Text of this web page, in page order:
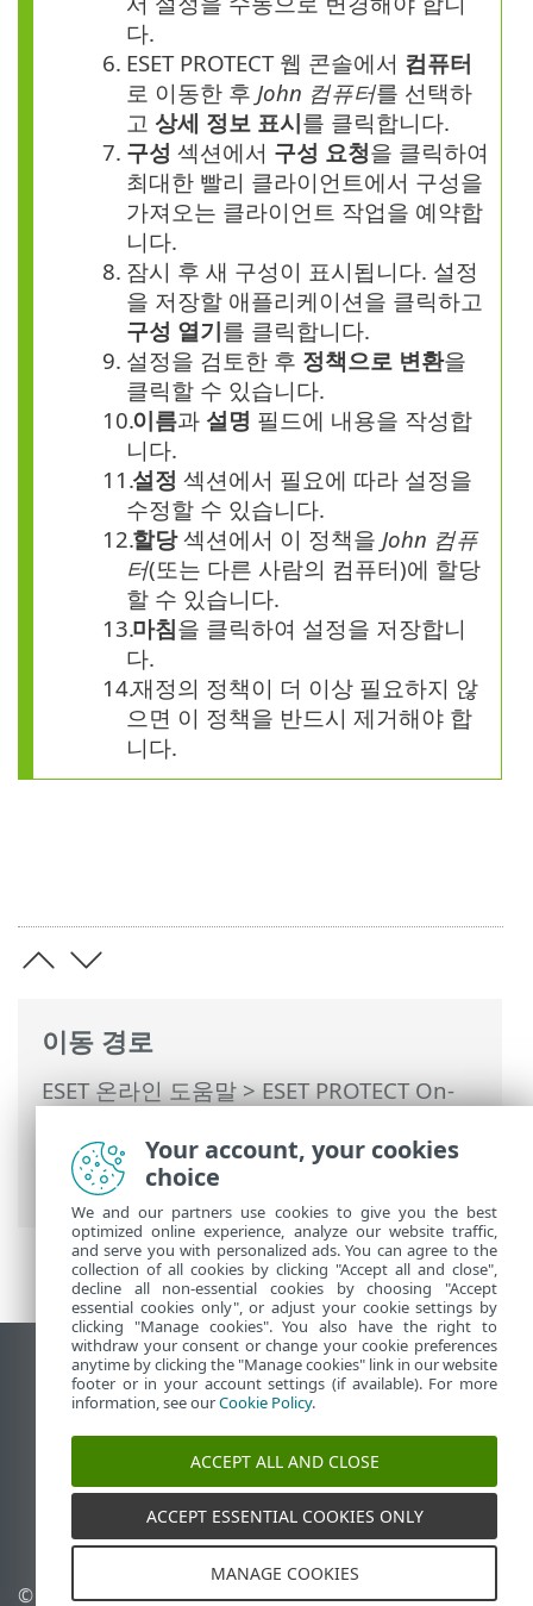
이동 경로
ESET 온라인 도움말>ESET PROTECT On-
ESET PROTECT On-Prem 기본 메뉴>정책
> 재정의 모드 사용 방법
다.
6. ESET PROTECT 웹 콘솔에서 컴퓨터
로 이동한 후 John 컴퓨터를 선택하
고 상세 정보 표시를 클릭합니다.
7. 구성 섹션에서 구성 요청을 클릭하여
최대한 빨리 클라이언트에서 구성을
가져오는 클라이언트 작업을 예약합
니다.
8. 잠시 후 새 구성이 표시됩니다. 설정
을 저장할 애플리케이션을 클릭하고
구성 열기를 클릭합니다.
9. 설정을 검토한 후 정책으로 변환을
클릭할 수 있습니다.
10.이름과 설명 필드에 내용을 작성합
니다.
11.설정 섹션에서 필요에 따라 설정을
수정할 수 있습니다.
12.할당섹션에서 이 정책을 John 컴퓨
터(또는 다른 사람의 컴퓨터)에 할당
할 수 있습니다.
13.마침을 클릭하여 설정을 저장합니
다.
14.재정의 정책이 더 이상 필요하지 않
으면 이 정책을 반드시 제거해야 합
니다.
데스크톱 사이트 보기
End of Life
ESET 지식 베이스
ESET Status Portal
국가별 지원
© 1992 - 2026 ESET, spol. s 쿠키 관리
Your account, your cookies
choice
We and our partners use cookies to give you the best
optimized online experience, analyze our website traffic,
and serve you with personalized ads. You can agree to the
collection of all cookies by clicking "Accept all and close",
decline all non-essential cookies by choosing "Accept
essential cookies only", or adjust your cookie settings by
clicking "Manage cookies". You also have the right to
withdraw your consent or change your cookie preferences
anytime by clicking the "Manage cookies" link in our website
footer or in your account settings (if available). For more
information, see ourCookie Policy.
ACCEPT ALL AND CLOSE
ACCEPT ESSENTIAL COOKIES ONLY
MANAGE COOKIES